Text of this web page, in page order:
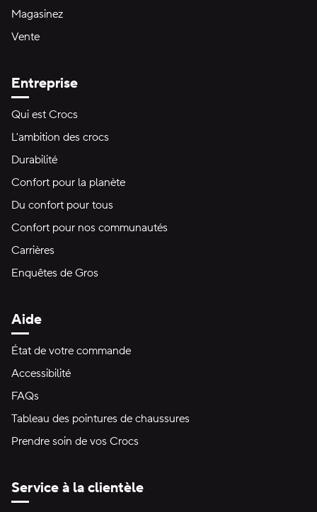
Magasinez
Vente
Entreprise
Qui est Crocs
L'ambition des crocs
Durabilité
Confort pour la planète
Du confort pour tous
Confort pour nos communautés
Carrières
Enquêtes de Gros
Aide
État de votre commande
Accessibilité
FAQs
Tableau des pointures de chaussures
Prendre soin de vos Crocs
Service à la clientèle